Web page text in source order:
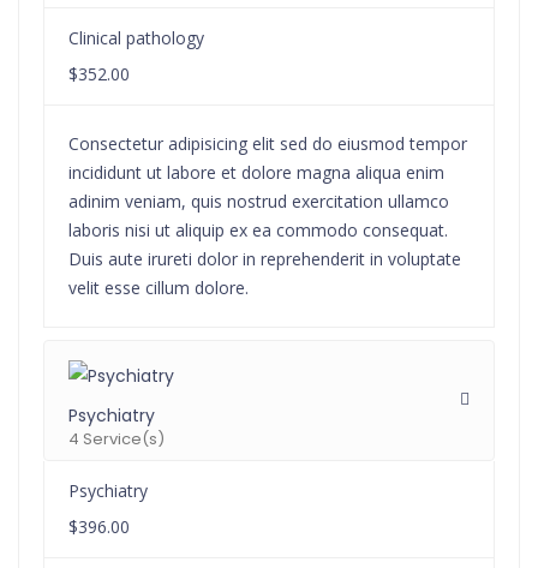
Clinical pathology
$352.00
Consectetur adipisicing elit sed do eiusmod tempor
incididunt ut labore et dolore magna aliqua enim
adinim veniam, quis nostrud exercitation ullamco
laboris nisi ut aliquip ex ea commodo consequat.
Duis aute irureti dolor in reprehenderit in voluptate
velit esse cillum dolore.
Psychiatry
4 Service(s)
Psychiatry
$396.00